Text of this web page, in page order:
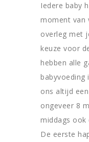
Iedere baby
moment van
overleg met
keuze voor
hebben alle
babyvoeding
ons altijd
ongeveer 8
middags ook
De eerste